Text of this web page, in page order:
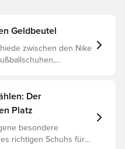
Geldbeutel
zwischen den Nike
Der
Platz
besondere
richtigen Schuhs für